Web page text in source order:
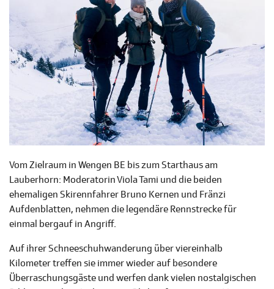
Vom Zielraum in Wengen BE bis zum Starthaus am
Lauberhorn: Moderatorin Viola Tami und die beiden
ehemaligen Skirennfahrer Bruno Kernen und Fränzi
Aufdenblatten, nehmen die legendäre Rennstrecke für
einmal bergauf in Angriff.
Auf ihrer Schneeschuhwanderung über viereinhalb
Kilometer treffen sie immer wieder auf besondere
Überraschungsgäste und werfen dank vielen nostalgischen